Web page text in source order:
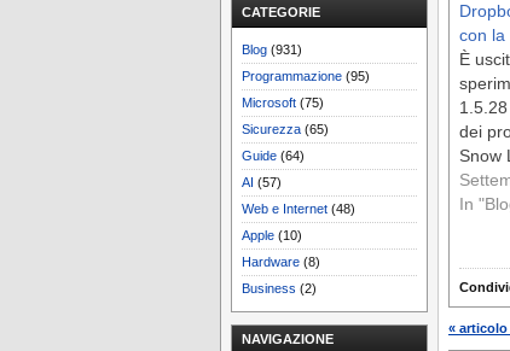
CATEGORIE
Blog (931)
Programmazione (95)
Microsoft (75)
Sicurezza (65)
Guide (64)
AI (57)
Web e Internet (48)
Apple (10)
Hardware (8)
Business (2)
NAVIGAZIONE
con la
È
dei
Snow
In
« articolo